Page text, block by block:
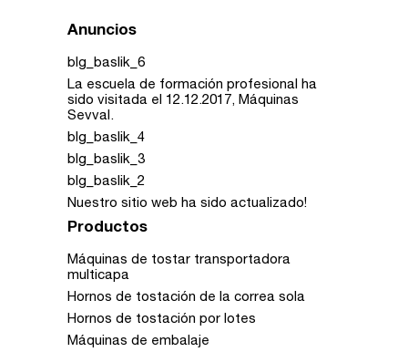
Anuncios
blg_baslik_6
La escuela de formación profesional ha
sido visitada el 12.12.2017, Máquinas
Sevval.
blg_baslik_4
blg_baslik_3
blg_baslik_2
Nuestro sitio web ha sido actualizado!
Productos
Máquinas de tostar transportadora
multicapa
Hornos de tostación de la correa sola
Hornos de tostación por lotes
Máquinas de embalaje